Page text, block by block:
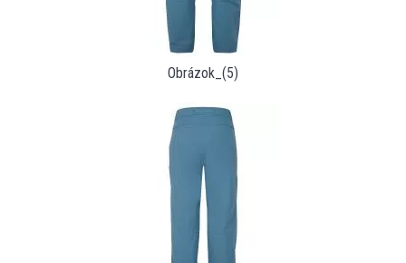
Obrázok_(5)